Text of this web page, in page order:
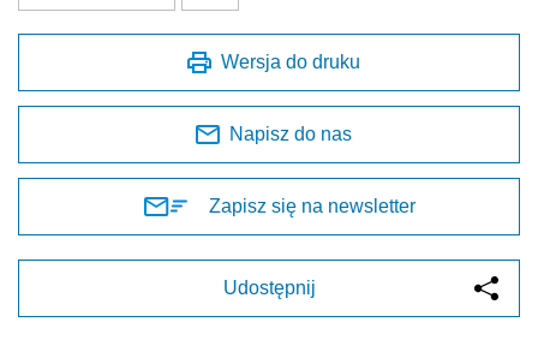
Wersja do druku
Napisz do nas
Zapisz się na newsletter
Udostępnij